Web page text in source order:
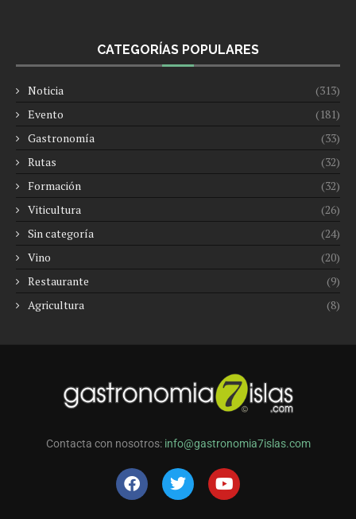
CATEGORÍAS POPULARES
Noticia
(313)
Evento
(181)
Gastronomía
(33)
Rutas
(32)
Formación
(32)
Viticultura
(26)
Sin categoría
(24)
Vino
(20)
Restaurante
(9)
Agricultura
(8)
Contacta con nosotros: info@gastronomia7islas.com